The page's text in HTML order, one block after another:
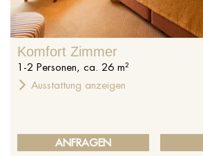
Komfort Zimmer
1 -2 Personen, ca. 26 m²
Ausstattung anzeigen
ANFRAGEN